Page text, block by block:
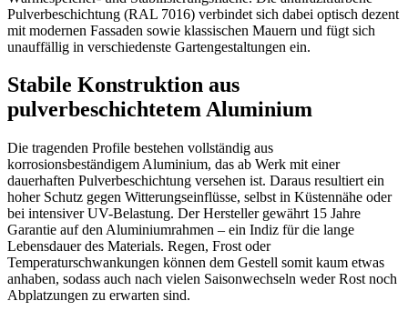
Pulverbeschichtung (RAL 7016) verbindet sich dabei optisch dezent
mit modernen Fassaden sowie klassischen Mauern und fügt sich
unauffällig in verschiedenste Gartengestaltungen ein.
Stabile Konstruktion aus
pulverbeschichtetem Aluminium
Die tragenden Profile bestehen vollständig aus
korrosionsbeständigem Aluminium, das ab Werk mit einer
dauerhaften Pulverbeschichtung versehen ist. Daraus resultiert ein
hoher Schutz gegen Witterungseinflüsse, selbst in Küstennähe oder
bei intensiver UV-Belastung. Der Hersteller gewährt 15 Jahre
Garantie auf den Aluminiumrahmen – ein Indiz für die lange
Lebensdauer des Materials. Regen, Frost oder
Temperaturschwankungen können dem Gestell somit kaum etwas
anhaben, sodass auch nach vielen Saisonwechseln weder Rost noch
Abplatzungen zu erwarten sind.